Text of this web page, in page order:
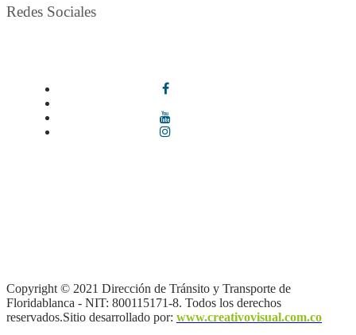
Redes Sociales
Copyright © 2021 Dirección de Tránsito y Transporte de
Floridablanca - NIT: 800115171-8. Todos los derechos
reservados.Sitio desarrollado por: www.creativovisual.com.co